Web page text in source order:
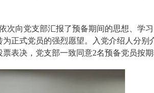
次向党支部汇报了预备期间的思想、学
正式党员的强烈愿望。入党介绍人分别
表决，党支部一致同意2名预备党员按期